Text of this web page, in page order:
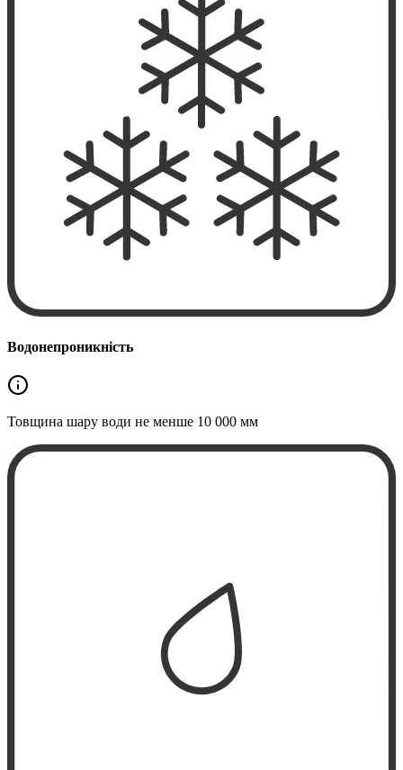
Водонепроникність
Товщина шару води не менше 10 000 мм